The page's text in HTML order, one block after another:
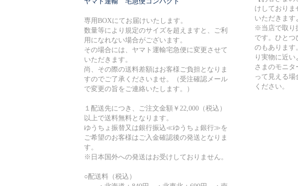
専用BOXにてお届けいたします。
数量等により規定のサイズを超えますと、ご利
用になれない場合がございます。
その場合には、ヤマト運輸宅急便に変更させて
いただきます。
尚、その際の送料差額はお客様ご負担となりま
すのでご了承くださいませ。（受注確認メール
で変更の旨をご連絡いたします。）
１配送先につき、ご注文金額￥22,000（税込）
以上で送料無料となります。
ゆうちょ振替又は銀行振込≪ゆうちょ銀行≫を
ご希望のお客様はご入金確認後の発送となりま
す。
※日本国外への発送はお受けしておりません。
○配送料（税込）
けしておりま
いただきます
※当店で取り
です。ひとつ
のもあります
り実物に近
さまのモニ
って見える
ください。